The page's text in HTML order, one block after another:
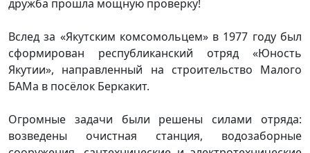
дружба прошла мощную проверку!
Вслед за «Якутским комсомольцем» в 1977 году был
сформирован республиканский отряд «Юность
Якутии», направленный на строительство Малого
БАМа в посёлок Беркакит.
Огромные задачи были решены силами отряда:
возведены очистная станция, водозаборные